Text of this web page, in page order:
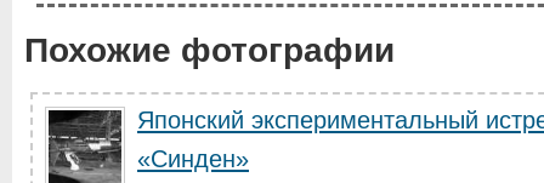
Похожие фотографии
Японский экспериментальный
«Синден»